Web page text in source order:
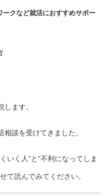
クなど就活におすすめサポー
します。
談を受けてきました。
いく人”と“不利になってしま
て読んでみてください。